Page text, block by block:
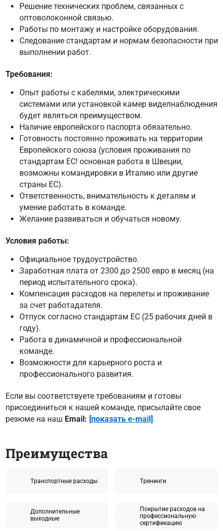
Решение технических проблем, связанных с
оптоволоконной связью.
Работы по монтажу и настройке оборудования.
Следование стандартам и нормам безопасности при
выполнении работ.
Требования:
Опыт работы с кабелями, электрическими
системами или установкой камер виделнаблюдения
будет являться преимуществом.
Наличие европейского паспорта обязательно.
Готовность постоянно проживать на территории
Европейского союза (условия проживания по
стандартам ЕС! основная работа в Швеции,
возможны командировки в Италию или другие
страны ЕС).
Ответственность, внимательность к деталям и
умение работать в команде.
Желание развиваться и обучаться новому.
Условия работы:
Официальное трудоустройство.
Заработная плата от 2300 до 2500 евро в месяц (на
период испытательного срока).
Компенсация расходов на перелеты и проживание
за счет работадателя.
Отпуск согласно стандартам ЕС (25 рабочих дней в
году).
Работа в динамичной и профессиональной
команде.
Возможности для карьерного роста и
профессионального развития.
Если вы соответствуете требованиям и готовы
присоединиться к нашей команде, присылайте свое
резюме на наш Email: [показать e-mail]
Преимущества
Tранспортные расходы Tренинги
Дополнительные
выходные
Покрытие расходов на
профессиональную
сертификацию